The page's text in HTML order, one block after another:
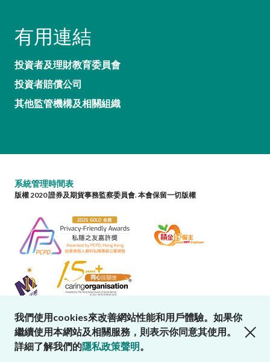
有用連結
投資者及理財教育委員會
投資者賠償公司
其他監管機構及相關組織
系統管理時間表
版權 2020 證券及期貨事務監察委員會. 本會保留一切版權
我們使用cookies來改善網站性能和用戶體驗。如果你
繼續使用本網站及相關服務，則表示你同意其使用。
詳細了解我們的隱私政策聲明。
close cookies alert